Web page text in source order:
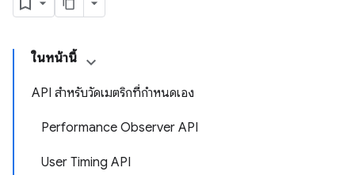
ในหน้านี้
API สำหรับวัดเมตริกที่กำหนดเอง
Performance Observer API
User Timing API